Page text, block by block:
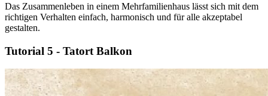
Das Zusammenleben in einem Mehrfamilienhaus lässt sich mit dem
richtigen Verhalten einfach, harmonisch und für alle akzeptabel
gestalten.
Tutorial 5 - Tatort Balkon